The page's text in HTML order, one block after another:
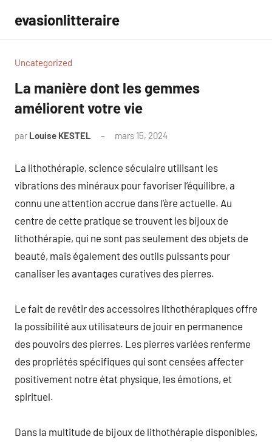
contenu
evasionlitteraire
Uncategorized
La manière dont les gemmes
améliorent votre vie
par Louise KESTEL mars 15, 2024
La lithothérapie, science séculaire utilisant les
vibrations des minéraux pour favoriser l’équilibre, a
connu une attention accrue dans l’ère actuelle. Au
centre de cette pratique se trouvent les bijoux de
lithothérapie, qui ne sont pas seulement des objets de
beauté, mais également des outils puissants pour
canaliser les avantages curatives des pierres.
Le fait de revêtir des accessoires lithothérapiques offre
la possibilité aux utilisateurs de jouir en permanence
des pouvoirs des pierres. Les pierres variées renferme
des propriétés spécifiques qui sont censées affecter
positivement notre état physique, les émotions, et
spirituel.
Dans la multitude de bijoux de lithothérapie disponibles,